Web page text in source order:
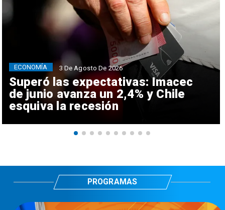
Superó las expectativas: Imacec
de junio avanza un 2,4% y Chile
esquiva la recesión
ECONOMÍA 3 De Agosto De 2026
PROGRAMAS